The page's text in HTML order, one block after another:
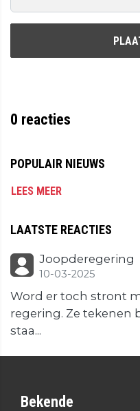
0 reacties
POPULAIR NIEUWS
LEES MEER
LAATSTE REACTIES
Joopderegering
10-03-2025
Word er toch stront
regering. Ze tekenen
staa...
Bekende